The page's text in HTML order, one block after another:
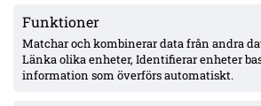
Funktioner
Matchar och kombinerar data från andra
Länka olika enheter, Identifierar enheter
information som överförs automatiskt.
Blåvittordföranden sågar miljardplanen för
en ny arena på Heden – något större än